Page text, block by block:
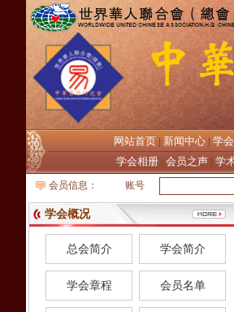
网站首页 新闻中心 学
学会相册| 会员之声| 学
会员信息： 账号
学会概况
总会简介 学会简介
学会章程 会员名单